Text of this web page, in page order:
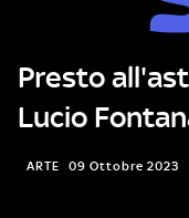
Presto
Lucio
ARTE 09 Ottobre 2023